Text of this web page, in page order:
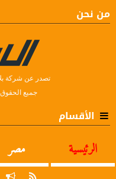
من نحن
تصدر عن شركة
جميع الحقوق
الأقسام
الرئيسية مصر